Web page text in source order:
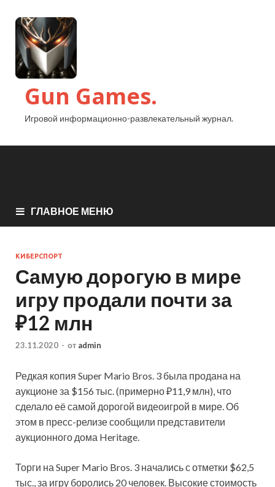
Gun Games.
Игровой информационно-развлекательный журнал.
ГЛАВНОЕ МЕНЮ
КИБЕРСПОРТ
Самую дорогую в мире
игру продали почти за
₽12 млн
23.11.2020 - от admin
Редкая копия Super Mario Bros. 3 была продана на
аукционе за $156 тыс. (примерно ₽11,9 млн), что
сделало её самой дорогой видеоигрой в мире. Об
этом в пресс-релизе сообщили представители
аукционного дома Heritage.
Торги на Super Mario Bros. 3 начались с отметки $62,5
тыс., за игру боролись 20 человек. Высокие стоимость